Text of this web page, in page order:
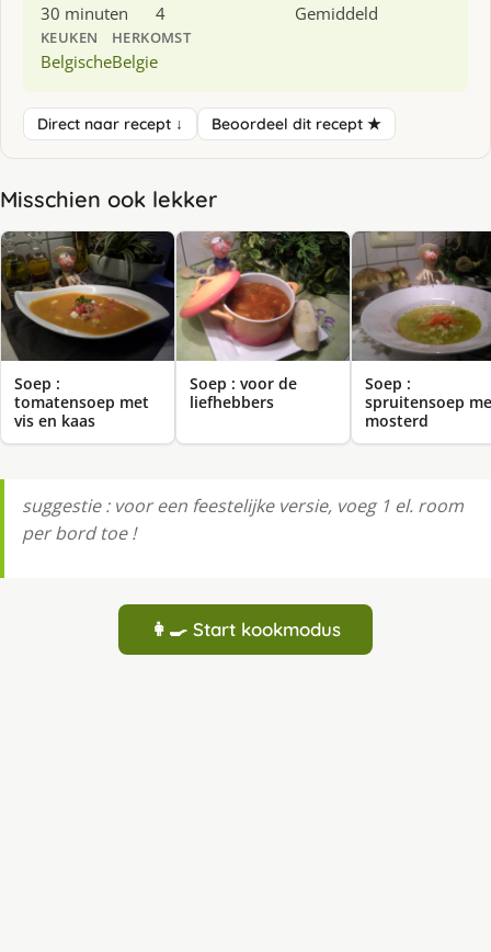
30 minuten 4 Gemiddeld
KEUKEN
Belgische
HERKOMST
Belgie
Direct naar recept ↓ Beoordeel dit recept ★
Misschien ook lekker
Soep :
tomatensoep met
vis en kaas
Soep : voor de
liefhebbers
Soep :
spruitensoep
mosterd
suggestie : voor een feestelijke versie, voeg 1 el. room
per bord toe !
👩‍🍳 Start kookmodus